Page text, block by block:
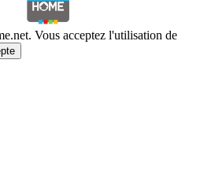
Vous acceptez l'utilisation de